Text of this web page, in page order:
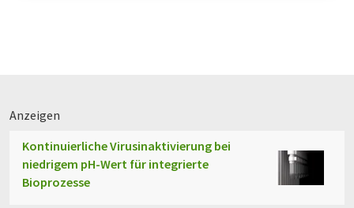
Anzeigen
Kontinuierliche Virusinaktivierung bei
niedrigem pH-Wert für integrierte
Bioprozesse